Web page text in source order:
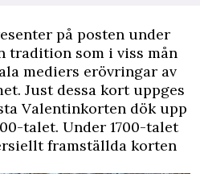
på posten under
tradition som i viss mån
mediers erövringar av
Just dessa kort uppges
Valentinkorten dök upp
talet. Under 1700-talet
framställda korten